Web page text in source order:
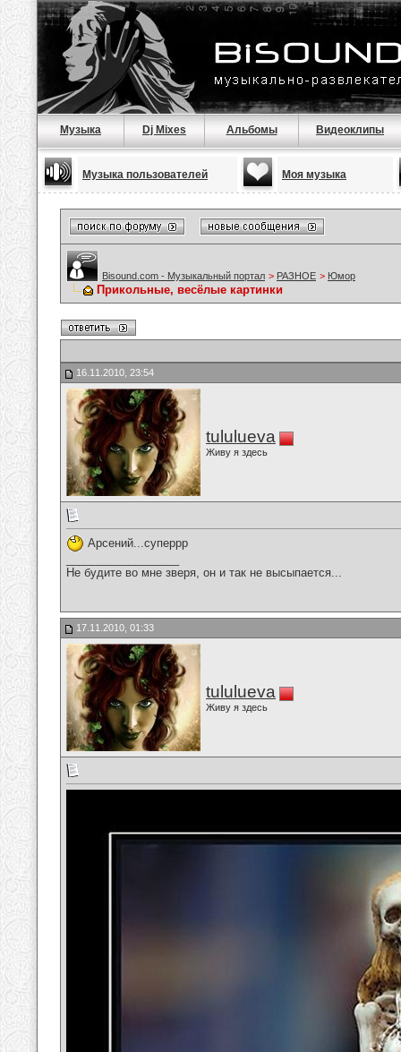
Музыка Dj Mixes Альбомы Видеоклипы
Музыка пользователей Моя музыка
Bisound.com - Музыкальный портал > РАЗНОЕ > Юмор
Прикольные, весёлые картинки
16.11.2010, 23:54
tululueva
Живу я здесь
Арсений...суперрр
Не будите во мне зверя, он и так не высыпается...
17.11.2010, 01:33
tululueva
Живу я здесь